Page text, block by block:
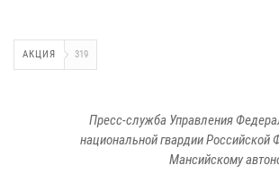
АКЦИЯ 319
Пресс-служба Управления
национальной гвардии Российской
Мансийскому